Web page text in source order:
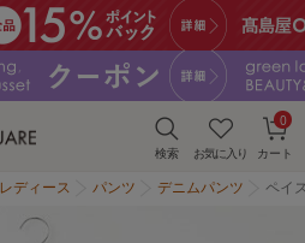
検索 お気に入り カート
0
レディース パンツ デニムパンツ ペイ